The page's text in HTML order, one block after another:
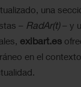
una
– RadAr(t)– y
exibart.es
en el